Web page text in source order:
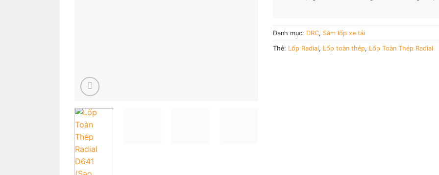
Danh mục: DRC, Săm lốp xe tải
Thẻ: Lốp Radial, Lốp toàn thép, Lốp Toàn Thép Radial